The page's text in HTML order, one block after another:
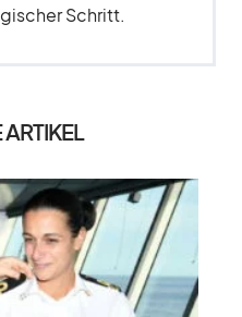
Schritt.
ARTIKEL